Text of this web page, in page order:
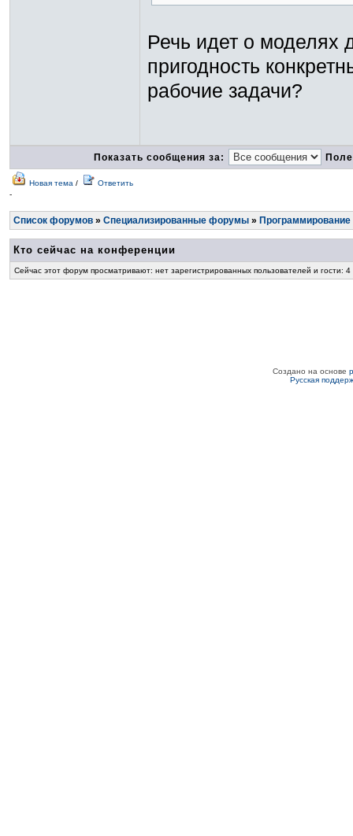
Речь идет о моделях
пригодность
рабочие задачи?
Показать сообщения за:
Новая тема /
Ответить
-
Список форумов » Специализированные форумы » Программирование
Кто сейчас на конференции
Сейчас этот форум просматривают: нет зарегистрированных пользователей и гости: 4
Создано на основе
Русская